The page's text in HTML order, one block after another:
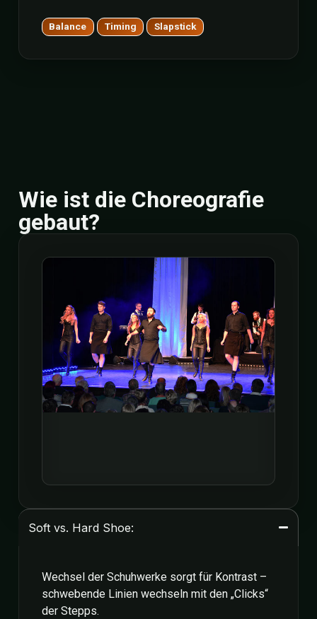
Balance Timing Slapstick
Wie ist die Choreografie
gebaut?
Soft vs. Hard Shoe:
Wechsel der Schuhwerke sorgt für Kontrast –
schwebende Linien wechseln mit den „Clicks“
der Stepps.